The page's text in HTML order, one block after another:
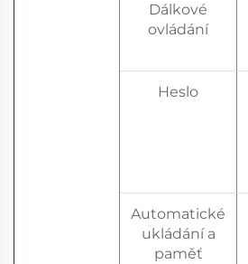
Dálkové
ovládání
Heslo
Automatické
ukládání a
paměť